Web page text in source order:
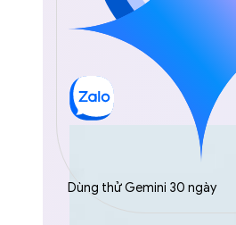
Dùng thử Gemini 30 ngày